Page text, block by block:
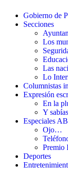
Gobierno de
Secciones
Los
Las
Lo
Columnistas
Expresión
En la
Y
Especiales
Ojo…
Premio
Deportes